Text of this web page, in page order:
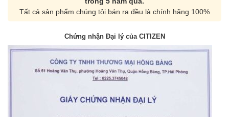
Tất cả sản phẩm chúng tôi bán ra đều là chính hãng 100%
Chứng nhận Đại lý của CITIZEN